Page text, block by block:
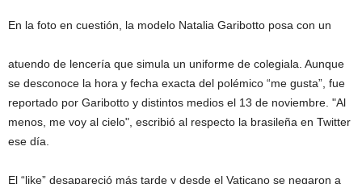
En la foto en cuestión, la modelo Natalia Garibotto posa con un
atuendo de lencería que simula un uniforme de colegiala. Aunque
se desconoce la hora y fecha exacta del polémico “me gusta”, fue
reportado por Garibotto y distintos medios el 13 de noviembre. "Al
menos, me voy al cielo", escribió al respecto la brasileña en Twitter
ese día.
El “like” desapareció más tarde y desde el Vaticano se negaron a